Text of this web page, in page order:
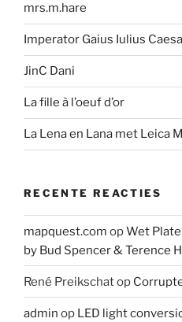
mrs.m.hare
Imperator Gaius Iulius
JinC Dani
La fille à l’oeuf d’or
La Lena en Lana met Leica M
RECENTE REACTIES
mapquest.com opWet
by Bud Spencer & Terence
René Preikschatop
admin op LED light